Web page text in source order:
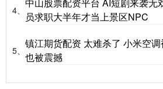
4、
员求职大半年才当上景区NPC
5、
镇江期货配资 太难杀了 小米空
也被震撼